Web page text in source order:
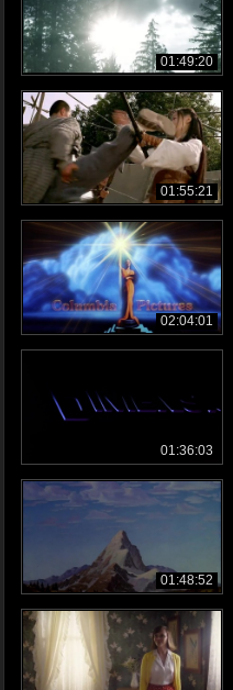
01:49:20
01:55:21
02:04:01
01:36:03
01:48:52